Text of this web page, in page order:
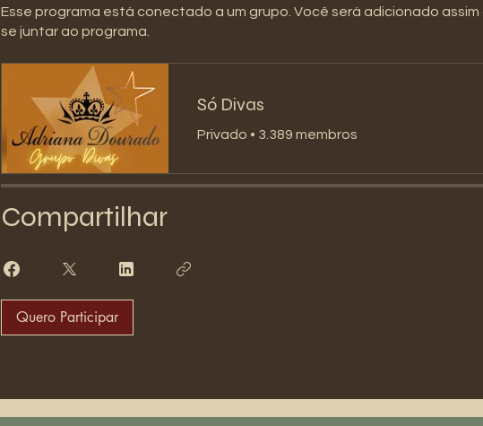
Esse programa está conectado a um grupo. Você será adicionado assim
se juntar ao programa.
Só Divas
Privado • 3.389 membros
Compartilhar
Quero Participar